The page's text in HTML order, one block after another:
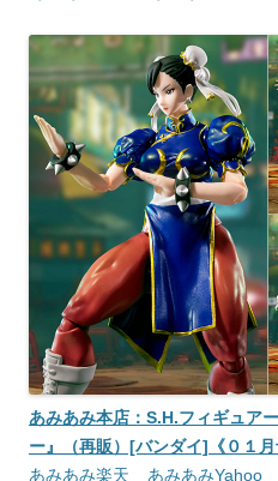
あみあみ本店：S.H.フィギュア
ー』（再販）[バンダイ]《０１月
あみあみ楽天
あみあみYahoo